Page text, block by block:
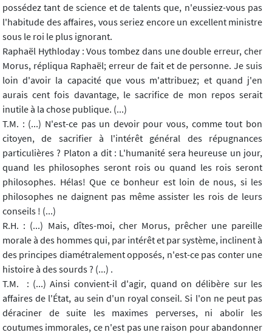
possédez tant de science et de talents que, n'eussiez-vous pas
l'habitude des affaires, vous seriez encore un excellent ministre
sous le roi le plus ignorant.
Raphaël Hythloday : Vous tombez dans une double erreur, cher
Morus, répliqua Raphaël; erreur de fait et de personne. Je suis
loin d'avoir la capacité que vous m'attribuez; et quand j'en
aurais cent fois davantage, le sacrifice de mon repos serait
inutile à la chose publique. (...)
T.M. : (...) N'est-ce pas un devoir pour vous, comme tout bon
citoyen, de sacrifier à l'intérêt général des répugnances
particulières ? Platon a dit : L'humanité sera heureuse un jour,
quand les philosophes seront rois ou quand les rois seront
philosophes. Hélas! Que ce bonheur est loin de nous, si les
philosophes ne daignent pas même assister les rois de leurs
conseils ! (...)
R.H. : (...) Mais, dîtes-moi, cher Morus, prêcher une pareille
morale à des hommes qui, par intérêt et par système, inclinent à
des principes diamétralement opposés, n'est-ce pas conter une
histoire à des sourds ? (...) .
T.M. : (...) Ainsi convient-il d'agir, quand on délibère sur les
affaires de l'État, au sein d'un royal conseil. Si l'on ne peut pas
déraciner de suite les maximes perverses, ni abolir les
coutumes immorales, ce n'est pas une raison pour abandonner